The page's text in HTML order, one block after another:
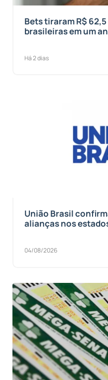
Bets tiraram R$
brasileiras em um
Há 2 dias
União Brasil
alianças nos
04/08/2026